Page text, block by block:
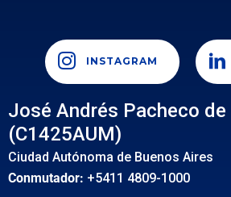
INSTAGRAM
José Andrés Pacheco
(C1425AUM)
Ciudad Autónoma de Buenos Aires
Conmutador: +5411 4809-1000